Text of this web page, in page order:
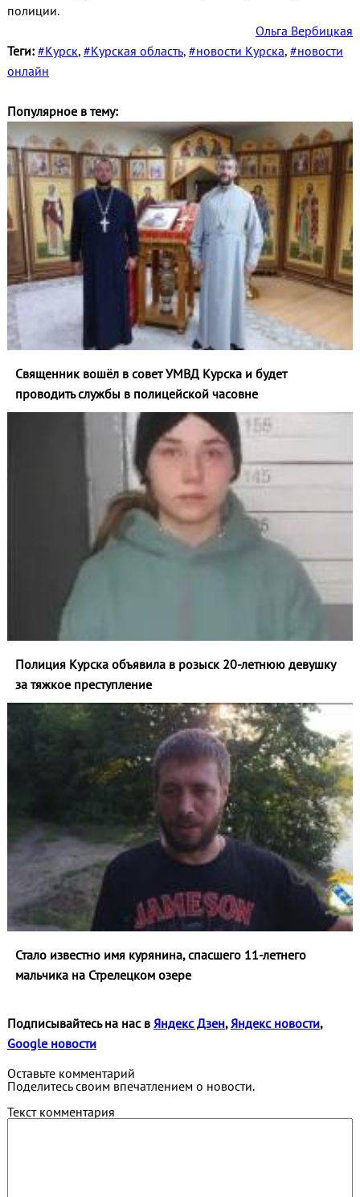
полиции.
Ольга Вербицкая
Теги: #Курск, #Курская область, #новости Курска, #новости
онлайн
Популярное в тему:
Священник вошёл в совет УМВД Курска и будет
проводить службы в полицейской часовне
Полиция Курска объявила в розыск 20‑летнюю девушку
за тяжкое преступление
Стало известно имя курянина, спасшего 11‑летнего
мальчика на Стрелецком озере
Подписывайтесь на нас в Яндекс Дзен, Яндекс новости,
Google новости
Оставьте комментарий
Поделитесь своим впечатлением о новости.
Текст комментария